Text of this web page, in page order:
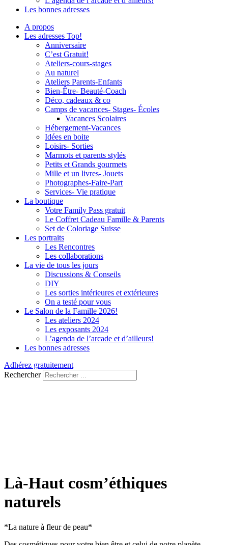
Les bonnes adresses
A propos
Les adresses Top!
Anniversaire
C’est Gratuit!
Ateliers-cours-stages
Au naturel
Ateliers Parents-Enfants
Bien-Être- Beauté-Coach
Déco, cadeaux & co
Camps de vacances- Stages- Écoles
Vacances Scolaires
Hébergement-Vacances
Idées en boite
Loisirs- Sorties
Marmots et parents stylés
Petits et Grands gourmets
Mille et un livres- Jouets
Photographes-Faire-Part
Services- Vie pratique
La boutique
Votre Family Pass gratuit
Le Coffret Cadeau Famille & Parents
Set de Coloriage Suisse
Les portraits
Les Rencontres
Les collaborations
La vie de tous les jours
Discussions & Conseils
DIY
Les sorties intérieures et extérieures
On a testé pour vous
Le Salon de la Famille 2026!
Les ateliers 2024
Les exposants 2024
L’agenda de l’arcade et d’ailleurs!
Les bonnes adresses
Adhérez gratuitement
Rechercher
Là-Haut cosm’éthiques
naturels
*La nature à fleur de peau*